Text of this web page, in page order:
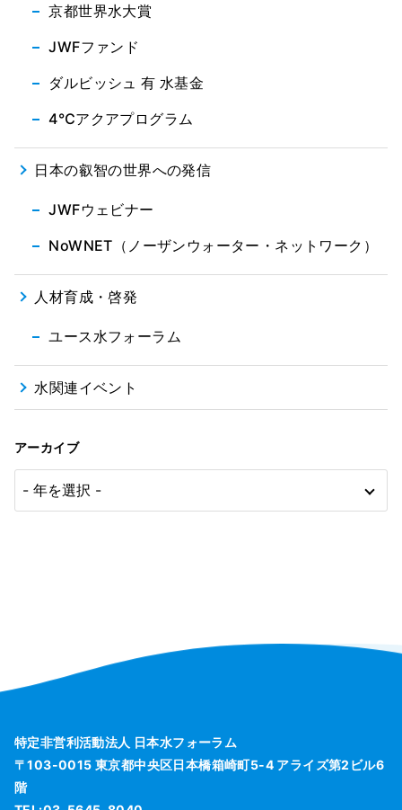
京都世界水大賞
JWFファンド
ダルビッシュ 有 水基金
4℃アクアプログラム
日本の叡智の世界への発信
JWFウェビナー
NoWNET（ノーザンウォーター・ネットワーク）
人材育成・啓発
ユース水フォーラム
水関連イベント
アーカイブ
特定非営利活動法人 日本水フォーラム
〒103-0015 東京都中央区日本橋箱崎町5-4 アライズ第2ビル6
階